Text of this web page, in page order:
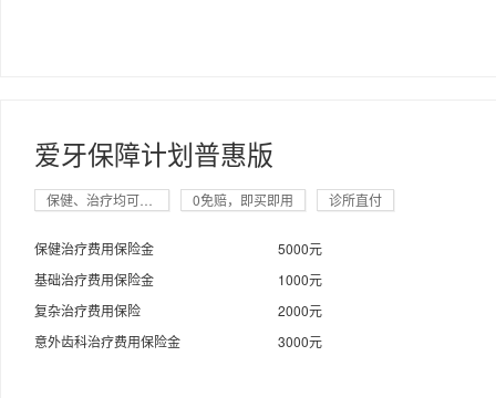
爱牙保障计划普惠版
0免赔，即买即用 诊所直付
保健治疗费用保险金
5000元
基础治疗费用保险金
1000元
复杂治疗费用保险
2000元
意外齿科治疗费用保险金
3000元